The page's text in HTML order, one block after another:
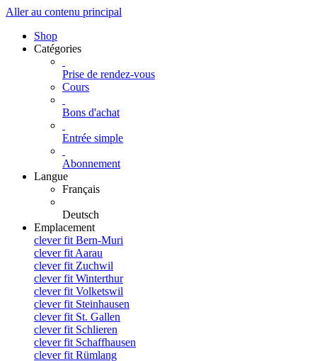
Aller au contenu principal
Shop
Catégories
Prise de rendez-vous
Cours
Bons d'achat
Entrée simple
Abonnement
Langue
Français
Deutsch
Emplacement
clever fit Bern-Muri
clever fit Aarau
clever fit Zuchwil
clever fit Winterthur
clever fit Volketswil
clever fit Steinhausen
clever fit St. Gallen
clever fit Schlieren
clever fit Schaffhausen
clever fit Rümlang